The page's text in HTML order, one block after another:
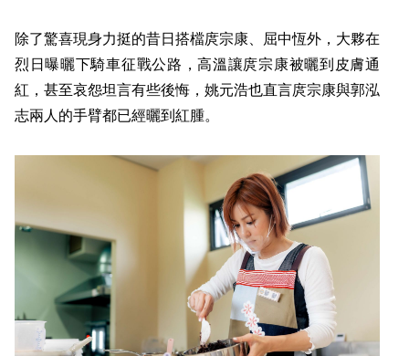
除了驚喜現身力挺的昔日搭檔庹宗康、屈中恆外，大夥在
烈日曝曬下騎車征戰公路，高溫讓庹宗康被曬到皮膚通
紅，甚至哀怨坦言有些後悔，姚元浩也直言庹宗康與郭泓
志兩人的手臂都已經曬到紅腫。